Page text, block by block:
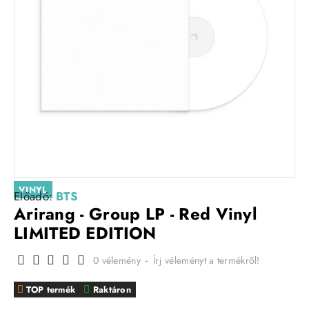
VINYL
Előadó: BTS
Arirang - Group LP - Red Vinyl
LIMITED EDITION
TOP termék Raktáron
0 vélemény - Írj véleményt a termékről!